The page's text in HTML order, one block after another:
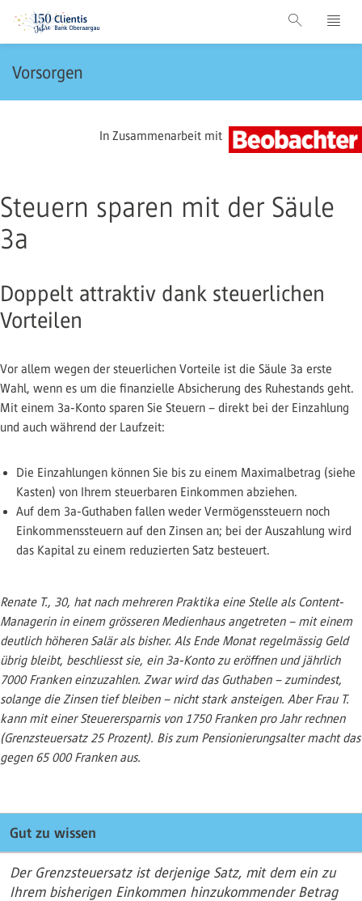
Vorsorgen
In Zusammenarbeit mit
Steuern sparen mit der Säule
3a
Doppelt attraktiv dank steuerlichen
Vorteilen
Vor allem wegen der steuerlichen Vorteile ist die Säule 3a erste
Wahl, wenn es um die finanzielle Absicherung des Ruhestands geht.
Mit einem 3a-Konto sparen Sie Steuern – direkt bei der Einzahlung
und auch während der Laufzeit:
Die Einzahlungen können Sie bis zu einem Maximalbetrag (siehe
Kasten) von Ihrem steuerbaren Einkommen abziehen.
Auf dem 3a-Guthaben fallen weder Vermögenssteuern noch
Einkommenssteuern auf den Zinsen an; bei der Auszahlung wird
das Kapital zu einem reduzierten Satz besteuert.
Renate T., 30, hat nach mehreren Praktika eine Stelle als Content-
Managerin in einem grösseren Medienhaus angetreten – mit einem
deutlich höheren Salär als bisher. Als Ende Monat regelmässig Geld
übrig bleibt, beschliesst sie, ein 3a-Konto zu eröffnen und jährlich
7000 Franken einzuzahlen. Zwar wird das Guthaben – zumindest,
solange die Zinsen tief bleiben – nicht stark ansteigen. Aber Frau T.
kann mit einer Steuerersparnis von 1750 Franken pro Jahr rechnen
(Grenzsteuersatz 25 Prozent). Bis zum Pensionierungsalter macht das
gegen 65 000 Franken aus.
Gut zu wissen
Der Grenzsteuersatz ist derjenige Satz, mit dem ein zu
Ihrem bisherigen Einkommen hinzukommender Betrag